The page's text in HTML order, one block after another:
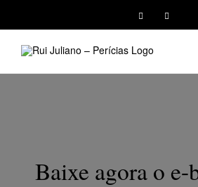
Facebook
Baixe agora o e-